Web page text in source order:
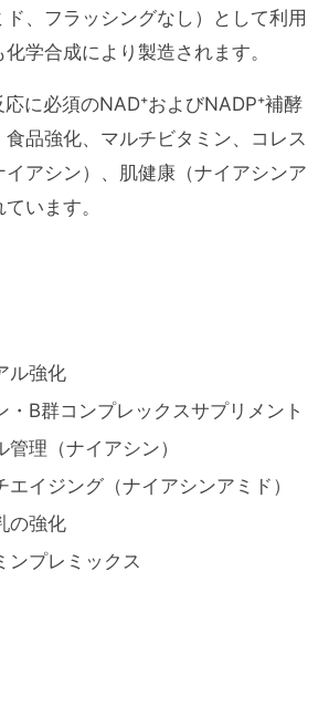
ド、フラッシングなし）として利用
学合成により製造されます。
に必須のNAD⁺およびNADP⁺補酵
品強化、マルチビタミン、コレス
アシン）、肌健康（ナイアシンア
います。
ル強化
・B群コンプレックスサプリメント
理（ナイアシン）
エイジング（ナイアシンアミド）
の強化
ンプレミックス